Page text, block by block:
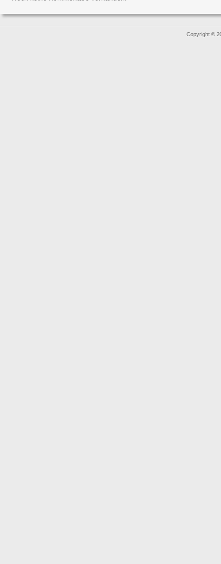
Copyright ©